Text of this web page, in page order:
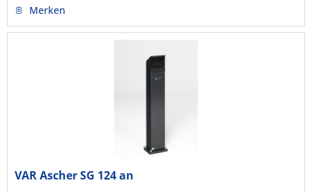
Merken
VAR Ascher SG 124 an